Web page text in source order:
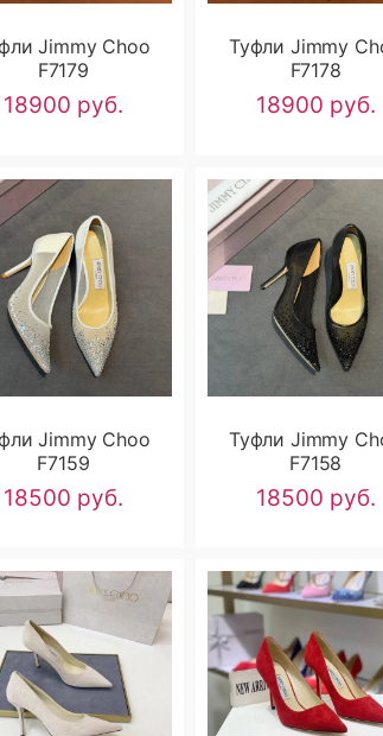
Jimmy Choo
F7179
18900 руб.
Туфли Jimmy
F7178
18900 руб.
Jimmy Choo
F7159
18500 руб.
Туфли Jimmy
F7158
18500 руб.